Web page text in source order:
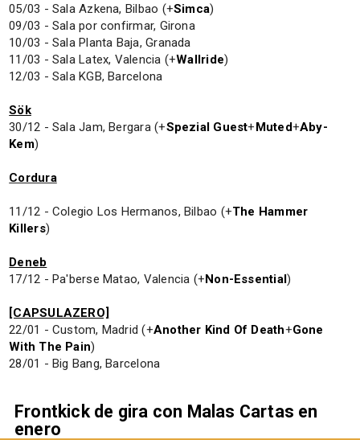
05/03 - Sala Azkena, Bilbao (+Simca)
09/03 - Sala por confirmar, Girona
10/03 - Sala Planta Baja, Granada
11/03 - Sala Latex, Valencia (+Wallride)
12/03 - Sala KGB, Barcelona
Sök
30/12 - Sala Jam, Bergara (+Spezial Guest+Muted+Aby-
Kem)
Cordura
11/12 - Colegio Los Hermanos, Bilbao (+The Hammer
Killers)
Deneb
17/12 - Pa'berse Matao, Valencia (+Non-Essential)
[CAPSULAZERO]
22/01 - Custom, Madrid (+Another Kind Of Death+Gone
With The Pain)
28/01 - Big Bang, Barcelona
Frontkick de gira con Malas Cartas en
enero